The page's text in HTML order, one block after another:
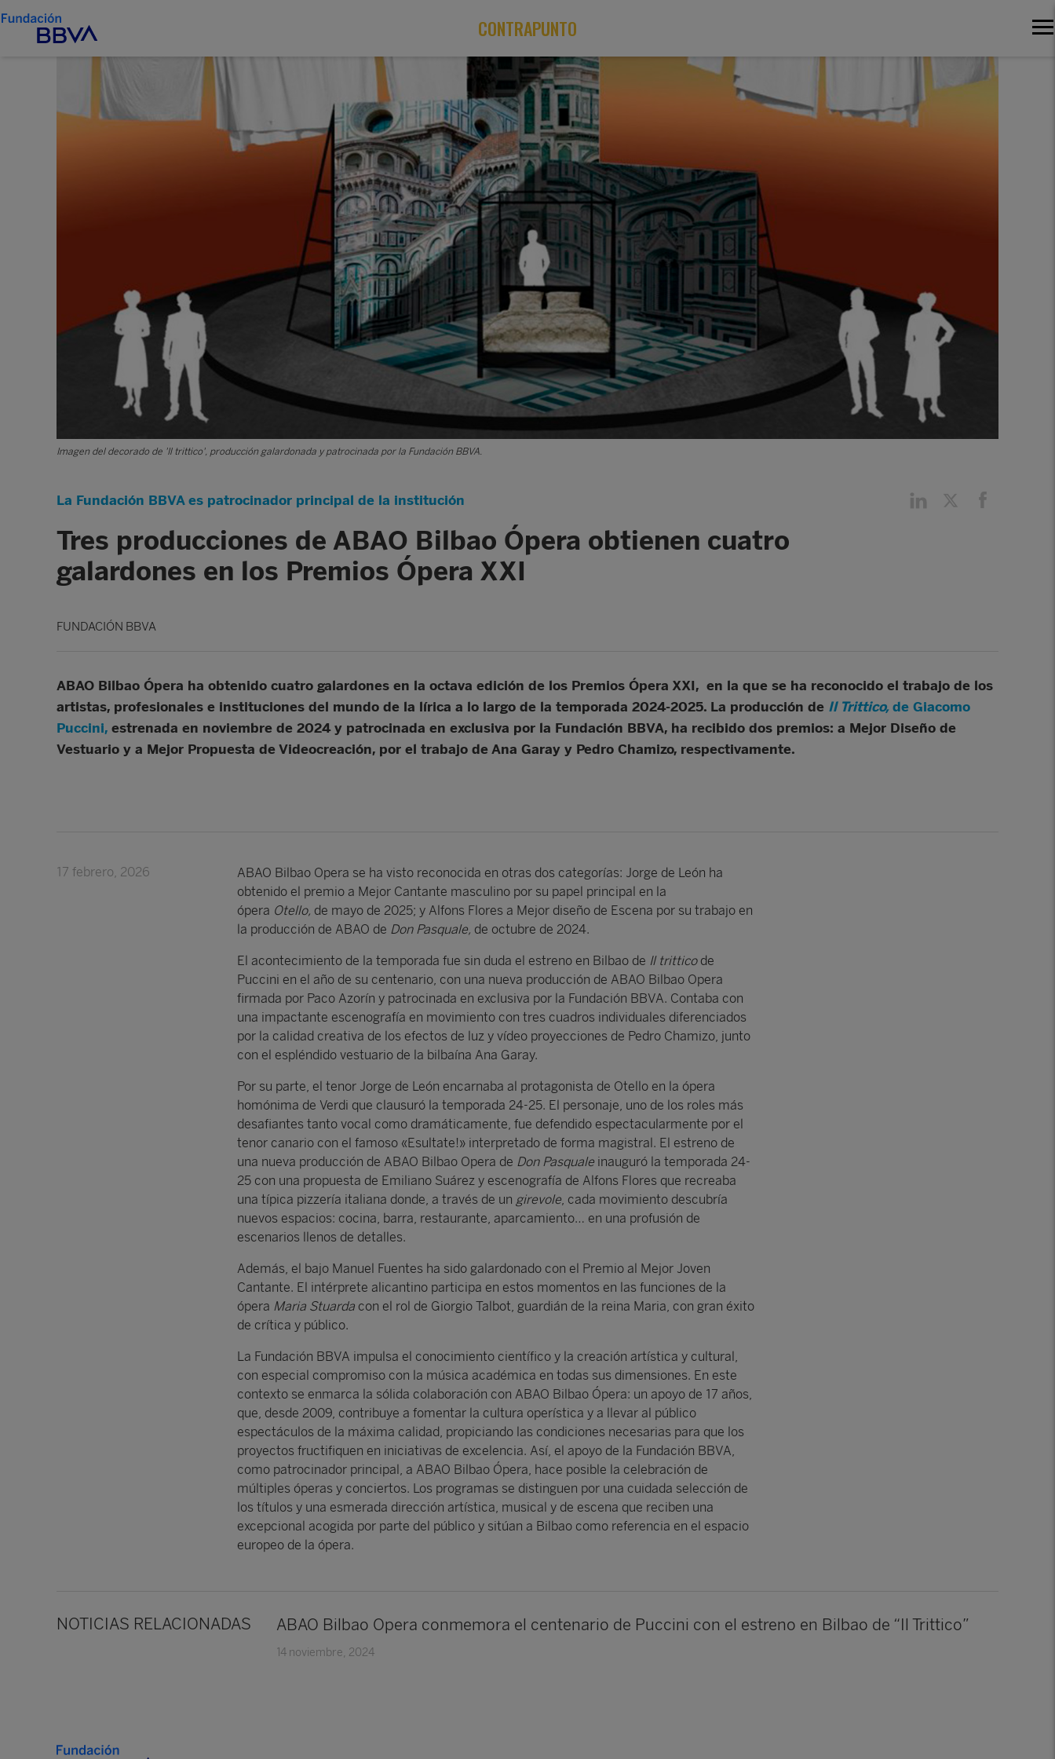
CONTRAPUNTO
Imagen del decorado de 'Il trittico', producción galardonada y patrocinada por la Fundación BBVA.
La Fundación BBVA es patrocinador principal de la institución
Tres producciones de ABAO Bilbao Ópera obtienen cuatro
galardones en los Premios Ópera XXI
FUNDACIÓN BBVA
ABAO Bilbao Ópera ha obtenido cuatro galardones en la octava edición de los Premios Ópera XXI, en la que se ha reconocido el trabajo de los
artistas, profesionales e instituciones del mundo de la lírica a lo largo de la temporada 2024-2025. La producción de Il Trittico, de Giacomo
Puccini, estrenada en noviembre de 2024 y patrocinada en exclusiva por la Fundación BBVA, ha recibido dos premios: a Mejor Diseño de
Vestuario y a Mejor Propuesta de Videocreación, por el trabajo de Ana Garay y Pedro Chamizo, respectivamente.
17 febrero, 2026
ABAO Bilbao Opera se ha visto reconocida en otras dos categorías: Jorge de León ha
obtenido el premio a Mejor Cantante masculino por su papel principal en la
ópera Otello, de mayo de 2025; y Alfons Flores a Mejor diseño de Escena por su trabajo en
la producción de ABAO de Don Pasquale, de octubre de 2024.
El acontecimiento de la temporada fue sin duda el estreno en Bilbao de Il tritticode
Puccini en el año de su centenario, con una nueva producción de ABAO Bilbao Opera
firmada por Paco Azorín y patrocinada en exclusiva por la Fundación BBVA. Contaba con
una impactante escenografía en movimiento con tres cuadros individuales diferenciados
por la calidad creativa de los efectos de luz y vídeo proyecciones de Pedro Chamizo, junto
con el espléndido vestuario de la bilbaína Ana Garay.
Por su parte, el tenor Jorge de León encarnaba al protagonista de Otello en la ópera
homónima de Verdi que clausuró la temporada 24-25. El personaje, uno de los roles más
desafiantes tanto vocal como dramáticamente, fue defendido espectacularmente por el
tenor canario con el famoso «Esultate!» interpretado de forma magistral. El estreno de
una nueva producción de ABAO Bilbao Opera de Don Pasquale inauguró la temporada 24-
25 con una propuesta de Emiliano Suárez y escenografía de Alfons Flores que recreaba
una típica pizzería italiana donde, a través de un girevole , cada movimiento descubría
nuevos espacios: cocina, barra, restaurante, aparcamiento… en una profusión de
escenarios llenos de detalles.
Además, el bajo Manuel Fuentes ha sido galardonado con el Premio al Mejor Joven
Cantante. El intérprete alicantino participa en estos momentos en las funciones de la
ópera Maria Stuarda con el rol de Giorgio Talbot, guardián de la reina Maria, con gran éxito
de crítica y público.
La Fundación BBVA impulsa el conocimiento científico y la creación artística y cultural,
con especial compromiso con la música académica en todas sus dimensiones. En este
contexto se enmarca la sólida colaboración con ABAO Bilbao Ópera: un apoyo de 17 años,
que, desde 2009, contribuye a fomentar la cultura operística y a llevar al público
espectáculos de la máxima calidad, propiciando las condiciones necesarias para que los
proyectos fructifiquen en iniciativas de excelencia. Así, el apoyo de la Fundación BBVA,
como patrocinador principal, a ABAO Bilbao Ópera, hace posible la celebración de
múltiples óperas y conciertos. Los programas se distinguen por una cuidada selección de
los títulos y una esmerada dirección artística, musical y de escena que reciben una
excepcional acogida por parte del público y sitúan a Bilbao como referencia en el espacio
europeo de la ópera.
NOTICIAS RELACIONADAS ABAO Bilbao Opera conmemora el centenario de Puccini con el estreno en Bilbao de “Il Trittico”
14 noviembre, 2024